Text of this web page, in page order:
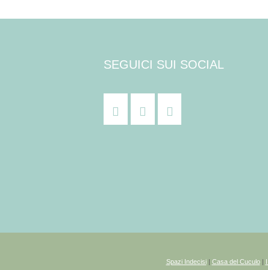
SEGUICI SUI SOCIAL
Spazi Indecisi| Casa del Cuculo|